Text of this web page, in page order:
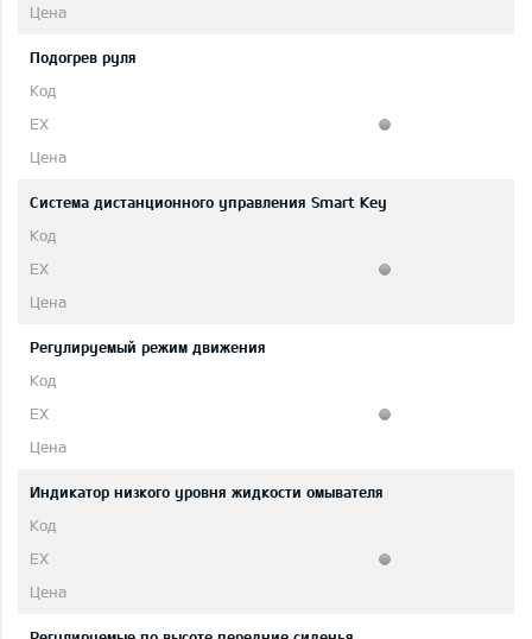
Подогрев руля
Система дистанционного управления Smart Key
Регулируемый режим движения
Индикатор низкого уровня жидкости омывателя